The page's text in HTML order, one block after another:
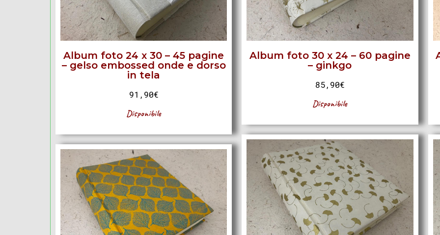
Album foto 24 x 30 – 45 pagine
– gelso embossed onde e dorso
in tela
91,90€
Disponibile
Album foto 30 x 24 – 60 pagine
– ginkgo
85,90€
Disponibile